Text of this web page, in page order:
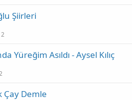
Şiirleri
Yüreğim Asıldı - Aysel Kılıç
Çay Demle